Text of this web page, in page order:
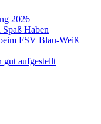
2026
Haben
FSV Blau-Weiß
gut aufgestellt